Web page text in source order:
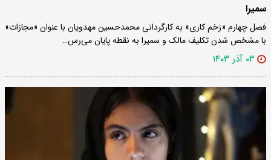
سمیرا
فصل چهارم «زخم کاری» به کارگردانی محمدحسین مهدویان با عنوان «مجازات»
با مشخص شدن تکلیف مالک و سمیرا به نقطه پایان می‌رس…
۰۳ آذر ۱۴۰۳